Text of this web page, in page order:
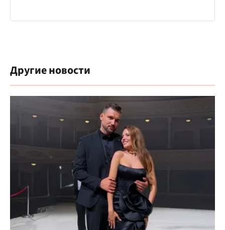
Другие новости